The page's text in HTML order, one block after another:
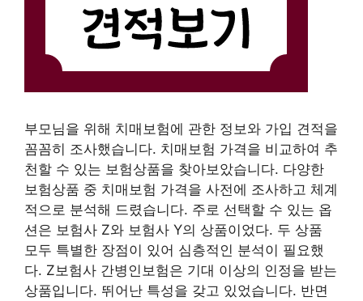
부모님을 위해 치매보험에 관한 정보와 가입 견적을
꼼꼼히 조사했습니다. 치매보험 가격을 비교하여 추
천할 수 있는 보험상품을 찾아보았습니다. 다양한
보험상품 중 치매보험 가격을 사전에 조사하고 체계
적으로 분석해 드렸습니다. 주로 선택할 수 있는 옵
션은 보험사 Z와 보험사 Y의 상품이었다. 두 상품
모두 특별한 장점이 있어 심층적인 분석이 필요했
다. Z보험사 간병인보험은 기대 이상의 인정을 받는
상품입니다. 뛰어난 특성을 갖고 있었습니다. 반면